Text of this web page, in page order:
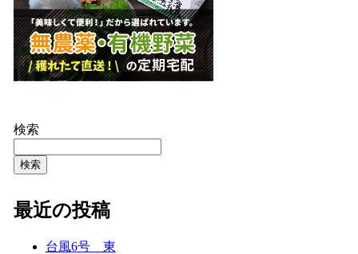
検索
検索
最近の投稿
台風6号 東